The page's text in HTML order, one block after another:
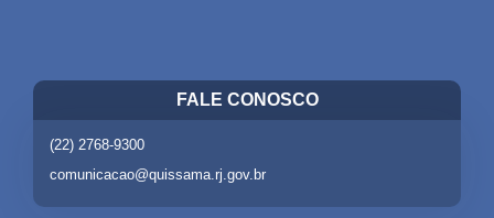
FALE CONOSCO
(22) 2768-9300
comunicacao@quissama.rj.gov.br